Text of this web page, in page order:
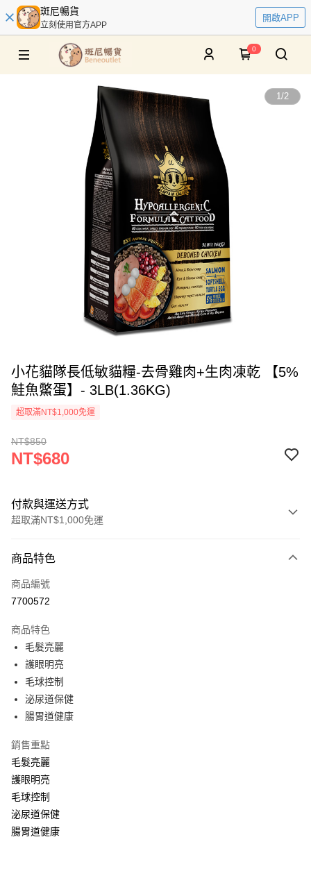
斑尼暢貨
立刻使用官方APP
開啟APP
0
1/2
小花貓隊長低敏貓糧-去骨雞肉+生肉凍乾 【5%
鮭魚鱉蛋】- 3LB(1.36KG)
超取滿NT$1,000免運
NT$850
NT$680
付款與運送方式
超取滿NT$1,000免運
信用卡一次付款
超商取貨付款
Apple Pay
街口支付
悠遊付
ATM付款
全家取貨付款
每筆NT$60，滿NT$1,000(含以上)免運費
7-11取貨付款
商品特色
商品編號
7700572
商品特色
毛髮亮麗
護眼明亮
毛球控制
泌尿道保健
腸胃道健康
銷售重點
毛髮亮麗
護眼明亮
毛球控制
泌尿道保健
腸胃道健康